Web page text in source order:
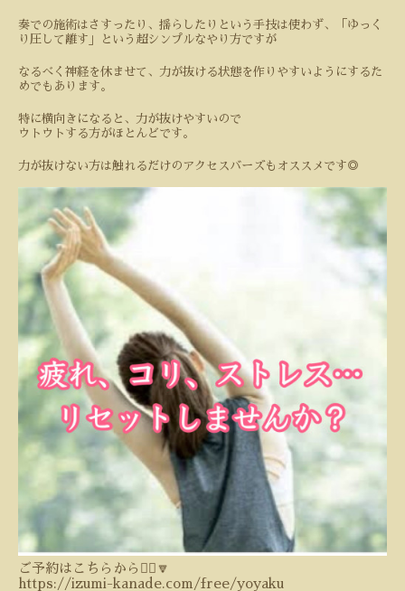
奏での施術はさすったり、揺らしたりという手技は使わず、「ゆっく
り圧して離す」という超シンプルなやり方ですが
なるべく神経を休ませて、力が抜ける状態を作りやすいようにするた
めでもあります。
特に横向きになると、力が抜けやすいので
ウトウトする方がほとんどです。
力が抜けない方は触れるだけのアクセスバーズもオススメです◎
ご予約はこちらから💁‍♀️🔽
https://izumi-kanade.com/free/yoyaku